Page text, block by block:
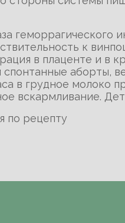
геморрагического
к
в плаценте и в
аборты,
в грудное молоко
вскармливание.
по рецепту